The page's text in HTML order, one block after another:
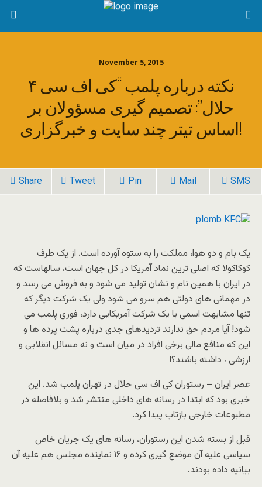
November 5, 2015
۴ نکته درباره پلمب “کی اف سی
حلال”: تصمیم گیری مسؤولان بر
اساس تیتر چند سایت و خبرگزاری!
Share Tweet Pin Mail SMS
یک بام و دو هوا، مملکت را به ستوه آورده است. از یک طرف
کوکاکولا که اصلی ترین نماد آمریکا در کل جهان است، سالهاست که
در ایران با همین نام و نشان تولید می شود و به فروش می رسد و
در مهمانی های دولتی هم سرو می شود ولی یک شرکت دیگر که
تنها مشابهت اسمی با یک شرکت آمریکایی دارد، فوری پلمب می
شود! آیا مردم حق ندارند تردیدهای جدی درباره پشت پرده ها و
این که منافع مالی برخی افراد در میان است و نه مسائل انقلابی و
ارزشی ، داشته باشند؟!
عصر ایران – رستوران کی اف سی حلال در تهران پلمب شد. این
خبری بود که ابتدا در رسانه های داخلی منتشر شد و بلافاصله در
مطبوعات خارجی بازتاب پیدا کرد.
قبل از بسته شدن این رستوران، رسانه های یک جریان خاص
سیاسی علیه آن موضع گیری کرده و ۱۶ نماینده مجلس هم علیه آن
بیانیه داده بودند.